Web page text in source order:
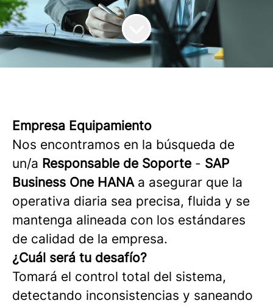
Empresa Equipamiento
Nos encontramos en la búsqueda de
un/a Responsable de Soporte - SAP
Business One HANAa asegurar que la
operativa diaria sea precisa, fluida y se
mantenga alineada con los estándares
de calidad de la empresa.
¿Cuál será tu desafío?
Tomará el control total del sistema,
detectando inconsistencias y saneando